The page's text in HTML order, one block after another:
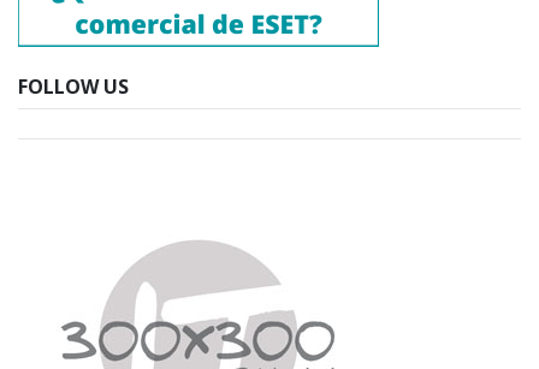
FOLLOW US